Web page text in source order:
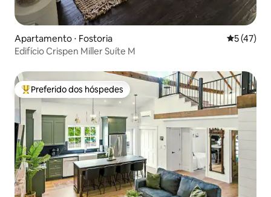
Apartamento ⋅ Fostoria 5 de uma
5 (47)
Edifício Crispen Miller Suíte M
Entre os melhores preferidos dos hóspedes
Preferido dos hóspedes